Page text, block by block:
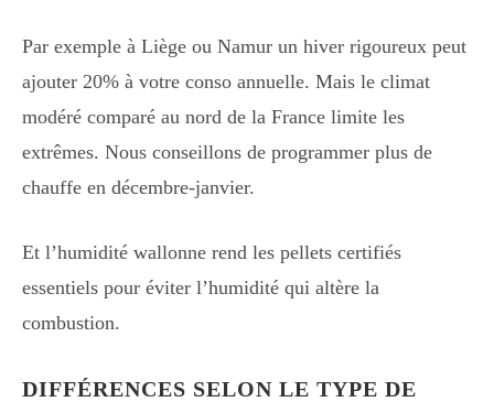
Par exemple à Liège ou Namur un hiver rigoureux peut
ajouter 20% à votre conso annuelle. Mais le climat
modéré comparé au nord de la France limite les
extrêmes. Nous conseillons de programmer plus de
chauffe en décembre-janvier.
Et l’humidité wallonne rend les pellets certifiés
essentiels pour éviter l’humidité qui altère la
combustion.
DIFFÉRENCES SELON LE TYPE DE